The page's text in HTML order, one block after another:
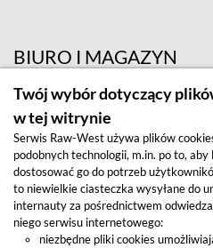
BIURO I MAGAZYN
ul. Krośnieńska 12; 65-625
Regulamin
Twój wybór dotyczący
w tej witrynie
Serwis Raw-West używa plików
podobnych technologii, m.in. po to, aby
dostosować go do potrzeb
to niewielkie ciasteczka wysyłane do
internauty za pośrednictwem
niego serwisu internetowego:
niezbędne pliki cookies